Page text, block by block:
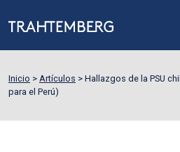
Inicio > Artículos > Hallazgos de la PSU
para el Perú)